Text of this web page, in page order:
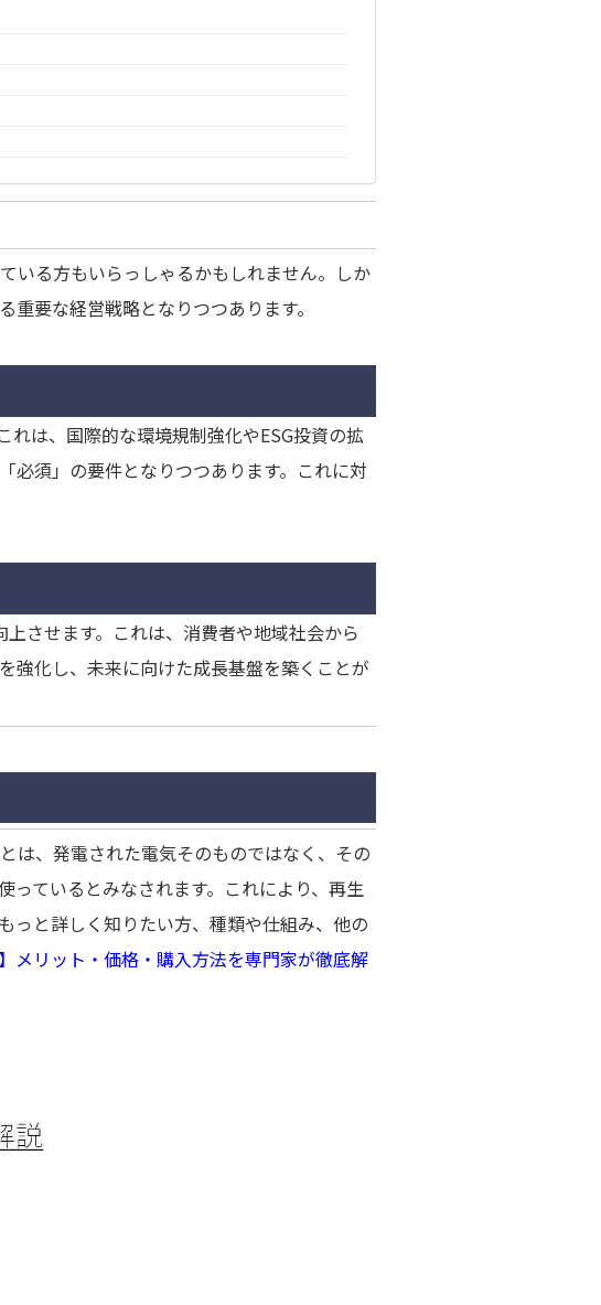
いる方もいらっしゃるかもしれません。しか
要な経営戦略となりつつあります。
は、国際的な環境規制強化やESG投資の拡
必須」の要件となりつつあります。これに対
させます。これは、消費者や地域社会から
強化し、未来に向けた成長基盤を築くことが
は、発電された電気そのものではなく、その
っているとみなされます。これにより、再生
っと詳しく知りたい方、種類や仕組み、他の
メリット・価格・購入方法を専門家が徹底解